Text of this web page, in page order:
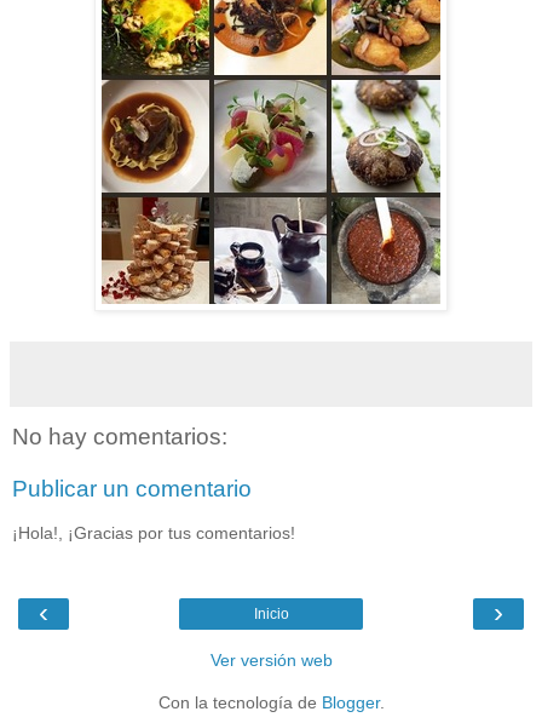
No hay comentarios:
Publicar un comentario
¡Hola!, ¡Gracias por tus comentarios!
‹ ›
Inicio
Ver versión web
Con la tecnología de Blogger.